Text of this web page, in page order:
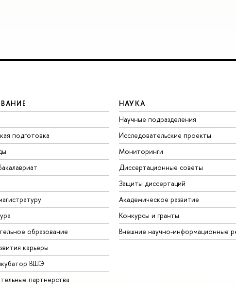
подготовка
образование
карьеры
ВШЭ
партнерства
НАУКА
Научные подразделения
Исследовательские проекты
Мониторинги
Диссертационные советы
Защиты диссертаций
Академическое развитие
Конкурсы и гранты
Внешние научно-информационные